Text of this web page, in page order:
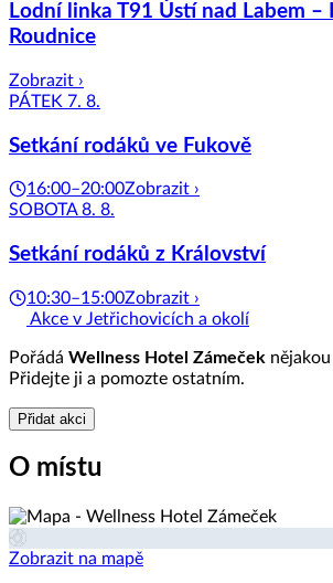
Lodní linka T91 Ústí nad Labem –
Roudnice
Zobrazit ›
PÁTEK 7. 8.
Setkání rodáků ve Fukově
16:00–20:00Zobrazit ›
SOBOTA 8. 8.
Setkání rodáků z Království
10:30–15:00Zobrazit ›
Akce v Jetřichovicích a okolí
Pořádá Wellness Hotel Zámeček
Přidejte ji a pomozte ostatním.
Přidat akci
O místu
Zobrazit na mapě